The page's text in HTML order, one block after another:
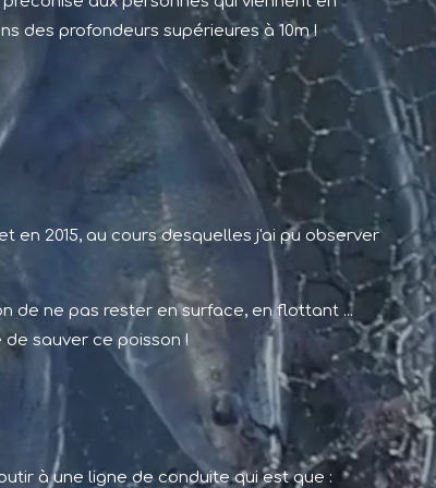
des profondeurs supérieures à 10m !
2015, au cours desquelles j'ai pu observer
de ne pas rester en surface, en flottant ...
sauver ce poisson !
à une ligne de conduite qui est que :